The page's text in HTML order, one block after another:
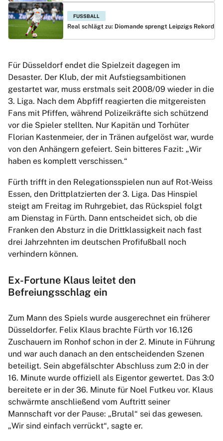
FUSSBALL
Real schlägt zu: Diomande sprengt Leipzigs Rekord
Für Düsseldorf endet die Spielzeit dagegen im
Desaster. Der Klub, der mit Aufstiegsambitionen
gestartet war, muss erstmals seit 2008/09 wieder in die
3. Liga. Nach dem Abpfiff reagierten die mitgereisten
Fans mit Pfiffen, während Polizeikräfte sich schützend
vor die Spieler stellten. Nur Kapitän und Torhüter
Florian Kastenmeier, der in Tränen aufgelöst war, wurde
von den Anhängern gefeiert. Sein bitteres Fazit: „Wir
haben es komplett verschissen.“
Fürth trifft in den Relegationsspielen nun auf Rot-Weiss
Essen, den Drittplatzierten der 3. Liga. Das Hinspiel
steigt am Freitag im Ruhrgebiet, das Rückspiel folgt
am Dienstag in Fürth. Dann entscheidet sich, ob die
Franken den Absturz in die Drittklassigkeit nach fast
drei Jahrzehnten im deutschen Profifußball noch
verhindern können.
Ex-Fortune Klaus leitet den
Befreiungsschlag ein
Zum Mann des Spiels wurde ausgerechnet ein früherer
Düsseldorfer. Felix Klaus brachte Fürth vor 16.126
Zuschauern im Ronhof schon in der 2. Minute in Führung
und war auch danach an den entscheidenden Szenen
beteiligt. Sein abgefälschter Abschluss zum 2:0 in der
16. Minute wurde offiziell als Eigentor gewertet. Das 3:0
bereitete er in der 36. Minute für Noel Futkeu vor. Klaus
schwärmte anschließend vom Auftritt seiner
Mannschaft vor der Pause: „Brutal“ sei das gewesen.
„Wir sind einfach verrückt“, sagte er.